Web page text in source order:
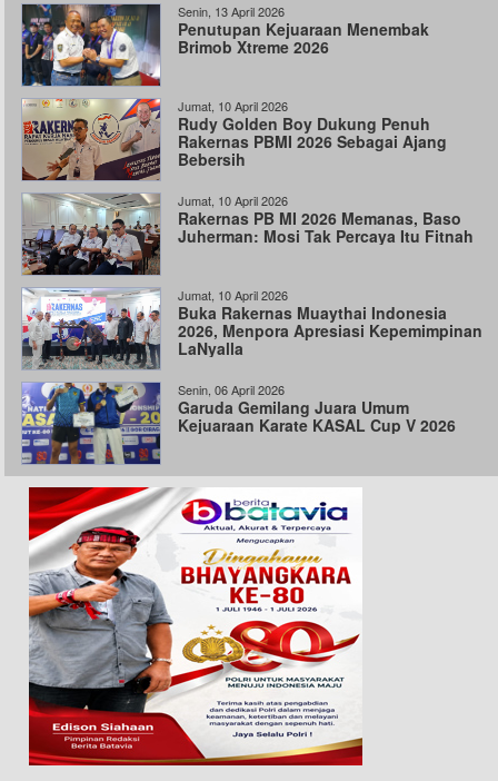
Senin, 13 April 2026
Penutupan Kejuaraan Menembak
Brimob Xtreme 2026
Jumat, 10 April 2026
Rudy Golden Boy Dukung Penuh
Rakernas PBMI 2026 Sebagai Ajang
Bebersih
Jumat, 10 April 2026
Rakernas PB MI 2026 Memanas, Baso
Juherman: Mosi Tak Percaya Itu Fitnah
Jumat, 10 April 2026
Buka Rakernas Muaythai Indonesia
2026, Menpora Apresiasi Kepemimpinan
LaNyalla
Senin, 06 April 2026
Garuda Gemilang Juara Umum
Kejuaraan Karate KASAL Cup V 2026